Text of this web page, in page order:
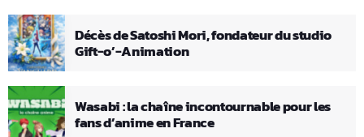
Décès de Satoshi Mori, fondateur du studio
Gift-o’-Animation
Wasabi : la chaîne incontournable pour les
fans d’anime en France